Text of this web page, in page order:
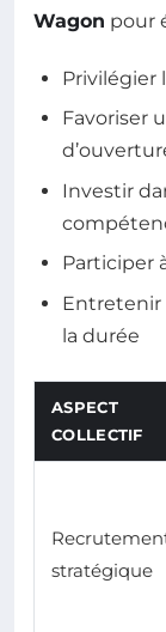
Wagon pour
Privilégier
Favoriser
Investir
Participer
Entretenir
la durée
ASPECT
COLLECTIF
stratégique